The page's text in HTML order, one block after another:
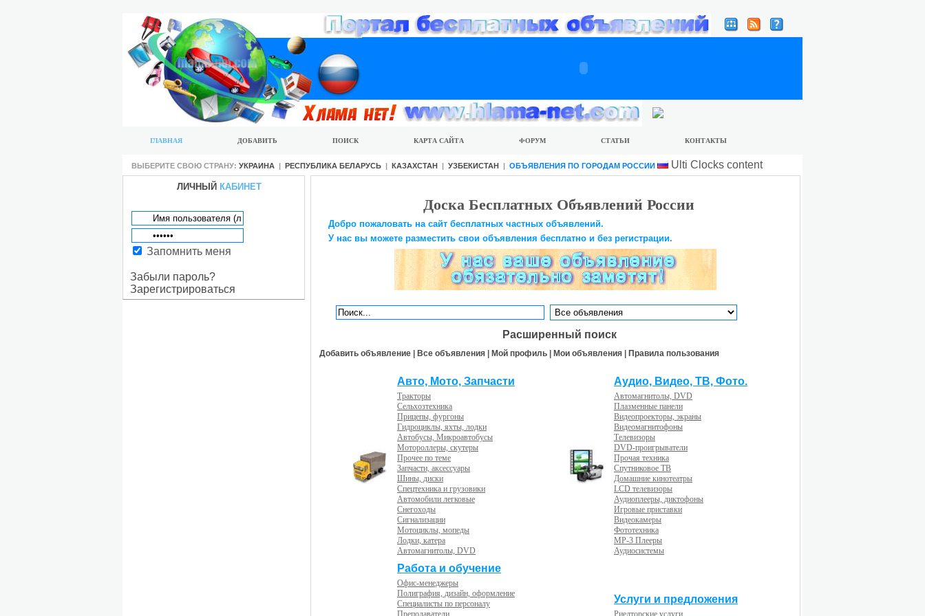
ГЛАВНАЯ ДОБАВИТЬ ПОИСК КАРТА САЙТА ФОРУМ СТАТЬИ КОНТАКТЫ
ВЫБЕРИТЕ СВОЮ СТРАНУ: УКРАИНА | РЕСПУБЛИКА БЕЛАРУСЬ | КАЗАХСТАН | УЗБЕКИСТАН | ОБЪЯВЛЕНИЯ ПО ГОРОДАМ РОССИИ Ulti Clocks content
ЛИЧНЫЙ КАБИНЕТ
Запомнить меня
Забыли пароль?
Зарегистрироваться
Доска Бесплатных Объявлений России
Добро пожаловать на сайт бесплатных частных объявлений.
У нас вы можете разместить свои объявления бесплатно и без регистрации.
Расширенный поиск
Добавить объявление | Все объявления | Мой профиль | Мои объявления | Правила пользования
Авто, Мото, Запчасти
Тракторы
Сельхозтехника
Прицепы, фургоны
Гидроциклы, яхты, лодки
Автобусы, Микроавтобусы
Мотороллеры, скутеры
Прочее по теме
Запчасти, аксессуары
Шины, диски
Спецтехника и грузовики
Автомобили легковые
Снегоходы
Сигнализации
Мотоциклы, мопеды
Лодки, катера
Автомагнитолы, DVD
Аудио, Видео, ТВ, Фото.
Автомагнитолы, DVD
Плазменные панели
Видеопроекторы, экраны
Видеомагнитофоны
Телевизоры
DVD-проигрыватели
Прочая техника
Спутниковое ТВ
Домашние кинотеатры
LCD телевизоры
Аудиоплееры, диктофоны
Игровые приставки
Видеокамеры
Фототехника
MP-3 Плееры
Аудиосистемы
Работа и обучение
Офис-менеджеры
Полиграфия, дизайн, оформление
Специалисты по персоналу
Преподаватели
Услуги и предложения
Риелторские услуги